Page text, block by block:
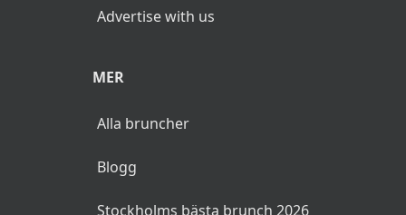
Advertise with us
MER
Alla bruncher
Blogg
Stockholms bästa brunch 2026